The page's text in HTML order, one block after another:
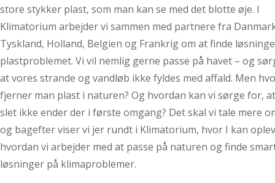
store stykker plast, som man kan se med det blotte øje. I
Klimatorium arbejder vi sammen med partnere fra
Tyskland, Holland, Belgien og Frankrig om at finde
plastproblemet. Vi vil nemlig gerne passe på havet – og
at vores strande og vandløb ikke fyldes med affald. Men
fjerner man plast i naturen? Og hvordan kan vi sørge for,
slet ikke ender der i første omgang? Det skal vi tale mere
og bagefter viser vi jer rundt i Klimatorium, hvor I kan
hvordan vi arbejder med at passe på naturen og finde
løsninger på klimaproblemer.